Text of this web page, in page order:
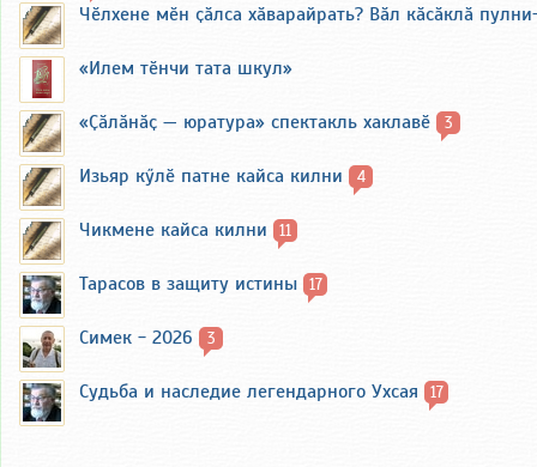
Чӗлхене мӗн ҫӑлса хӑварайрать? Вӑл кӑсӑклӑ
«Илем тӗнчи тата шкул»
«Ҫӑлӑнӑҫ — юратура» спектакль хаклавӗ 3
Изьяр кӳлӗ патне кайса килни 4
Чикмене кайса килни 11
Тарасов в защиту истины 17
Симек - 2026 3
Судьба и наследие легендарного Ухсая 17